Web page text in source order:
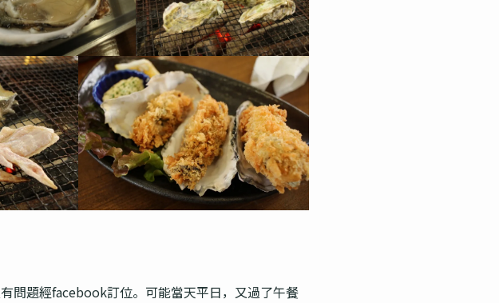
問題經facebook訂位。可能當天平日，又過了午餐